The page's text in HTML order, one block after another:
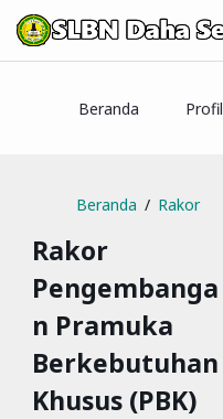
Beranda Profil
Beranda Rakor
Rakor
Pengembanga
n Pramuka
Berkebutuhan
Khusus (PBK)